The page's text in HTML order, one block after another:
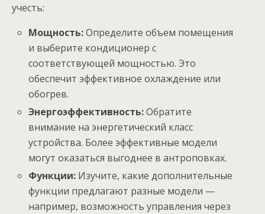
учесть:
Мощность:Определите объем помещения
и выберите кондиционер с
соответствующей мощностью. Это
обеспечит эффективное охлаждение или
обогрев.
Энергоэффективность:Обратите
внимание на энергетический класс
устройства. Более эффективные модели
могут оказаться выгоднее в антроповках.
Функции: Изучите, какие дополнительные
функции предлагают разные модели —
например, возможность управления через